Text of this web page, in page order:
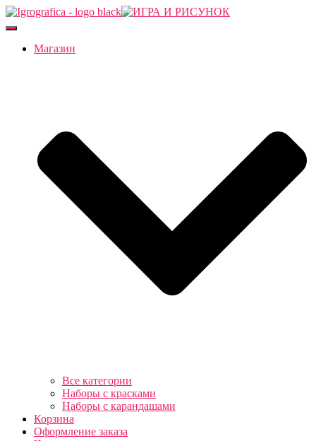
Переключить
навигациюМагазин
Все категории
Наборы с красками
Наборы с карандашами
Корзина
Оформление заказа